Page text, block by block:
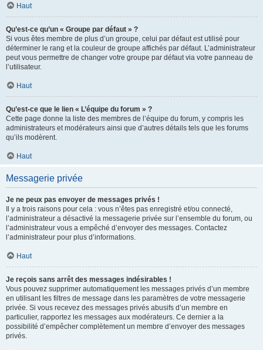
Haut
Qu’est-ce qu’un « Groupe par défaut » ?
Si vous êtes membre de plus d’un groupe, celui par défaut est utilisé pour
déterminer le rang et la couleur de groupe affichés par défaut. L’administrateur
peut vous permettre de changer votre groupe par défaut via votre panneau de
l’utilisateur.
Haut
Qu’est-ce que le lien « L’équipe du forum » ?
Cette page donne la liste des membres de l’équipe du forum, y compris les
administrateurs et modérateurs ainsi que d’autres détails tels que les forums
qu’ils modèrent.
Haut
Messagerie privée
Je ne peux pas envoyer de messages privés !
Il y a trois raisons pour cela : vous n’êtes pas enregistré et/ou connecté,
l’administrateur a désactivé la messagerie privée sur l’ensemble du forum, ou
l’administrateur vous a empêché d’envoyer des messages. Contactez
l’administrateur pour plus d’informations.
Haut
Je reçois sans arrêt des messages indésirables !
Vous pouvez supprimer automatiquement les messages privés d’un membre
en utilisant les filtres de message dans les paramètres de votre messagerie
privée. Si vous recevez des messages privés abusifs d’un membre en
particulier, rapportez les messages aux modérateurs. Ce dernier a la
possibilité d’empêcher complètement un membre d’envoyer des messages
privés.